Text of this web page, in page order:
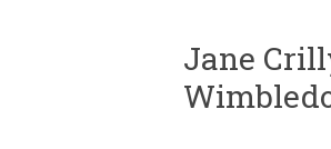
Jane